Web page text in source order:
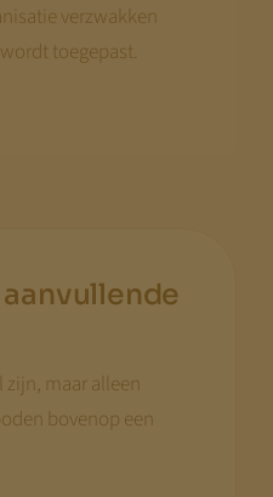
verzwakken
toegepast.
maar alleen
bovenop een